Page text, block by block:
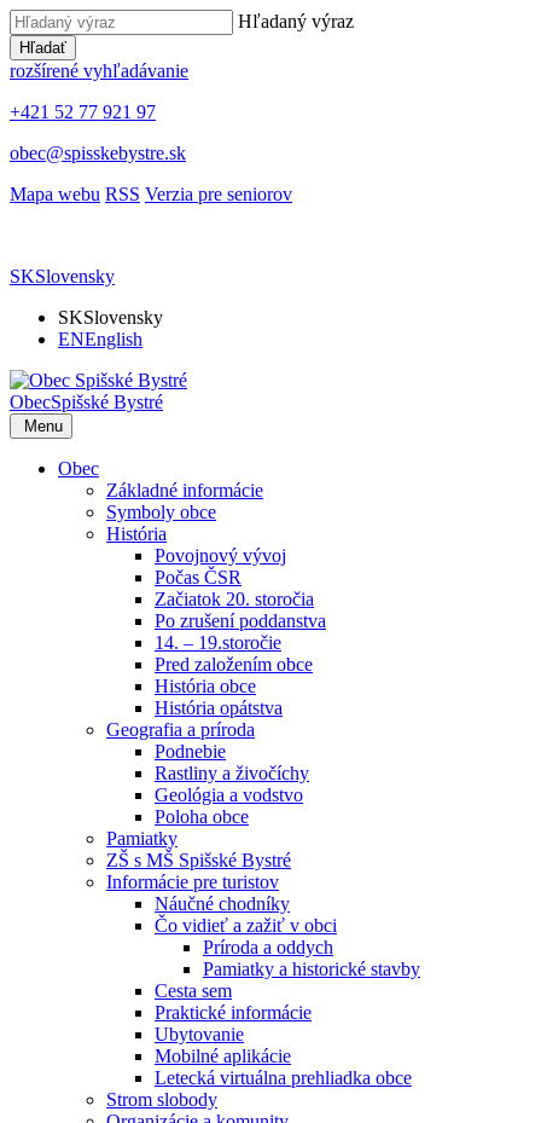
Hľadaný výraz
Hľadať
rozšírené vyhľadávanie
+421 52 77 921 97
obec@spisskebystre.sk
Mapa webu RSS Verzia pre seniorov
SKSlovensky
SKSlovensky
ENEnglish
ObecSpišské Bystré
Menu
Obec
Základné informácie
Symboly obce
História
Povojnový vývoj
Počas ČSR
Začiatok 20. storočia
Po zrušení poddanstva
14. – 19.storočie
Pred založením obce
História obce
História opátstva
Geografia a príroda
Podnebie
Rastliny a živočíchy
Geológia a vodstvo
Poloha obce
Pamiatky
ZŠ s MŠ Spišské Bystré
Informácie pre turistov
Náučné chodníky
Čo vidieť a zažiť v obci
Príroda a oddych
Pamiatky a historické stavby
Cesta sem
Praktické informácie
Ubytovanie
Mobilné aplikácie
Letecká virtuálna prehliadka obce
Strom slobody